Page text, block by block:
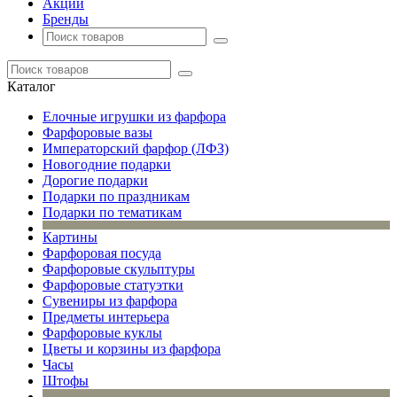
Акции
Бренды
Каталог
Елочные игрушки из фарфора
Фарфоровые вазы
Императорский фарфор (ЛФЗ)
Новогодние подарки
Дорогие подарки
Подарки по праздникам
Подарки по тематикам
Картины
Фарфоровая посуда
Фарфоровые скульптуры
Фарфоровые статуэтки
Сувениры из фарфора
Предметы интерьера
Фарфоровые куклы
Цветы и корзины из фарфора
Часы
Штофы